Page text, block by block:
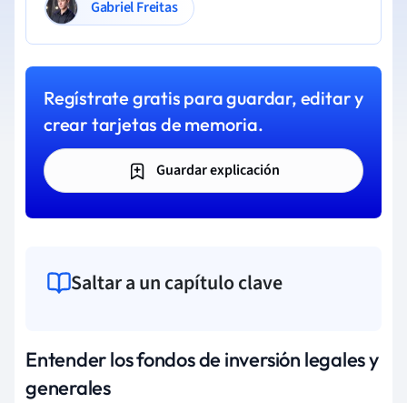
Gabriel Freitas
Regístrate gratis para guardar, editar y
crear tarjetas de memoria.
Guardar explicación
Saltar a un capítulo clave
Entender los fondos de inversión legales y
generales